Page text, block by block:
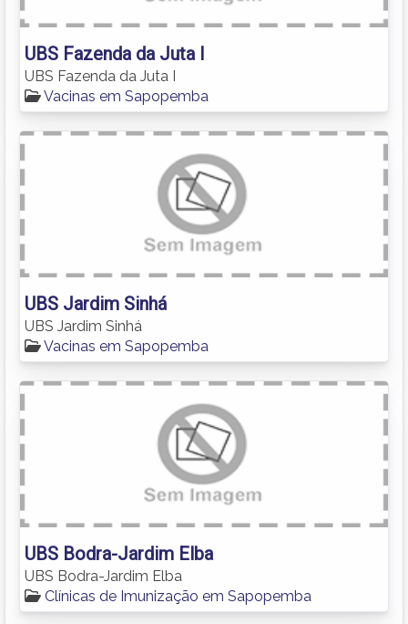
UBS Fazenda da Juta I
UBS Fazenda da Juta I
Vacinas em Sapopemba
UBS Jardim Sinhá
UBS Jardim Sinhá
Vacinas em Sapopemba
UBS Bodra-Jardim Elba
UBS Bodra-Jardim Elba
Clínicas de Imunização em Sapopemba